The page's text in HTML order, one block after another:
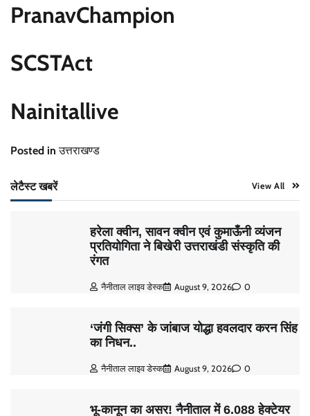
PranavChampion
SCSTAct
Nainitallive
Posted inउत्तराखण्ड
लेटैस्ट खबरें View All
हरेला क्वीन, सावन क्वीन एवं कुमाऊँनी व्यंजन
प्रतियोगिता ने बिखेरी उत्तराखंडी संस्कृति की
रंगत
नैनीताल लाइव डेस्क August 9, 2026 0
‘जंगी सिक्स’ के जांबाज योद्धा हवलदार करन सिंह
का निधन..
नैनीताल लाइव डेस्क August 9, 2026 0
भू-कानून का असर! नैनीताल में 6.088 हेक्टेयर